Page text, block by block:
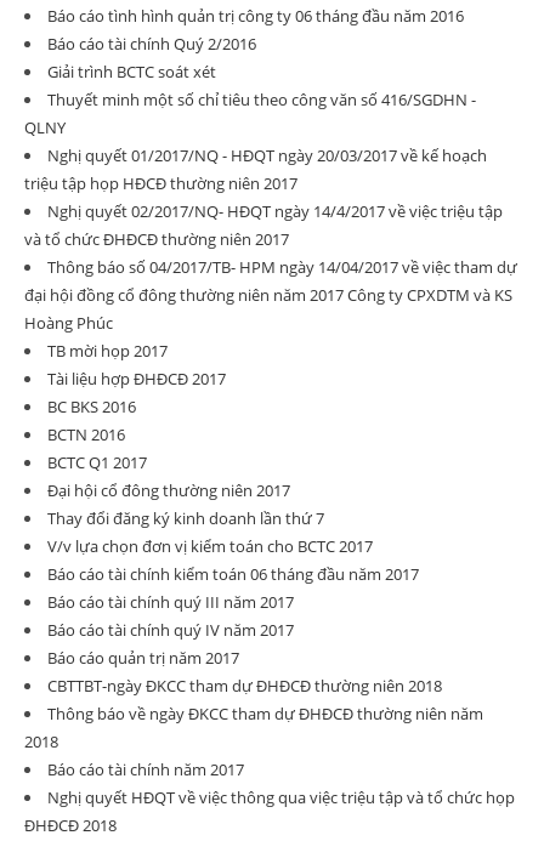
Báo cáo tình hình quản trị công ty 06 tháng đầu năm 2016
Báo cáo tài chính Quý 2/2016
Giải trình BCTC soát xét
Thuyết minh một số chỉ tiêu theo công văn số 416/SGDHN -
QLNY
Nghị quyết 01/2017/NQ - HĐQT ngày 20/03/2017 về kế hoạch
triệu tập họp HĐCĐ thường niên 2017
Nghị quyết 02/2017/NQ- HĐQT ngày 14/4/2017 về việc triệu tập
và tổ chức ĐHĐCĐ thường niên 2017
Thông báo số 04/2017/TB- HPM ngày 14/04/2017 về việc tham dự
đại hội đồng cổ đông thường niên năm 2017 Công ty CPXDTM và KS
Hoàng Phúc
TB mời họp 2017
Tài liệu hợp ĐHĐCĐ 2017
BC BKS 2016
BCTN 2016
BCTC Q1 2017
Đại hội cổ đông thường niên 2017
Thay đổi đăng ký kinh doanh lần thứ 7
V/v lựa chọn đơn vị kiểm toán cho BCTC 2017
Báo cáo tài chính kiểm toán 06 tháng đầu năm 2017
Báo cáo tài chính quý III năm 2017
Báo cáo tài chính quý IV năm 2017
Báo cáo quản trị năm 2017
CBTTBT-ngày ĐKCC tham dự ĐHĐCĐ thường niên 2018
Thông báo về ngày ĐKCC tham dự ĐHĐCĐ thường niên năm
2018
Báo cáo tài chính năm 2017
Nghị quyết HĐQT về việc thông qua việc triệu tập và tổ chức họp
ĐHĐCĐ 2018